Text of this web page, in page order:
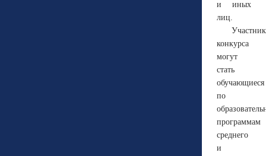
и иных
лиц.
конкурса
могут
стать
обучающиеся
по
программам
среднего
и